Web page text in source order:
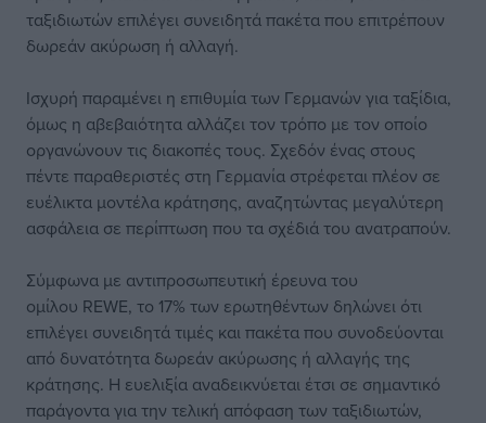
ταξιδιωτών επιλέγει συνειδητά πακέτα που επιτρέπουν
δωρεάν ακύρωση ή αλλαγή.
Ισχυρή παραμένει η επιθυμία των Γερμανών για ταξίδια,
όμως η αβεβαιότητα αλλάζει τον τρόπο με τον οποίο
οργανώνουν τις διακοπές τους. Σχεδόν ένας στους
πέντε παραθεριστές στη Γερμανία στρέφεται πλέον σε
ευέλικτα μοντέλα κράτησης, αναζητώντας μεγαλύτερη
ασφάλεια σε περίπτωση που τα σχέδιά του ανατραπούν.
Σύμφωνα με αντιπροσωπευτική έρευνα του
ομίλου REWE, το 17% των ερωτηθέντων δηλώνει ότι
επιλέγει συνειδητά τιμές και πακέτα που συνοδεύονται
από δυνατότητα δωρεάν ακύρωσης ή αλλαγής της
κράτησης. Η ευελιξία αναδεικνύεται έτσι σε σημαντικό
παράγοντα για την τελική απόφαση των ταξιδιωτών,